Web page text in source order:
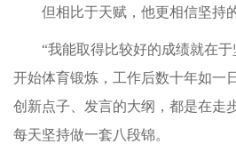
但相比于天赋，他更相信坚持
“我能取得比较好的成绩就在
开始体育锻炼，工作后数十年如一
创新点子、发言的大纲，都是在走
每天坚持做一套八段锦。